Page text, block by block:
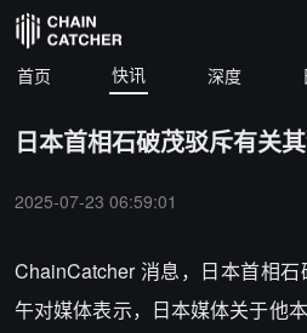
首页 快讯 深度
日本首相石破茂驳斥有关
2025-07-23 06:59:01
ChainCatcher 消息，日本首相
午对媒体表示，日本媒体关于他